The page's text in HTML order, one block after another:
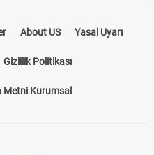
About US Yasal Uyarı
Gizlilik Politikası
Metni Kurumsal